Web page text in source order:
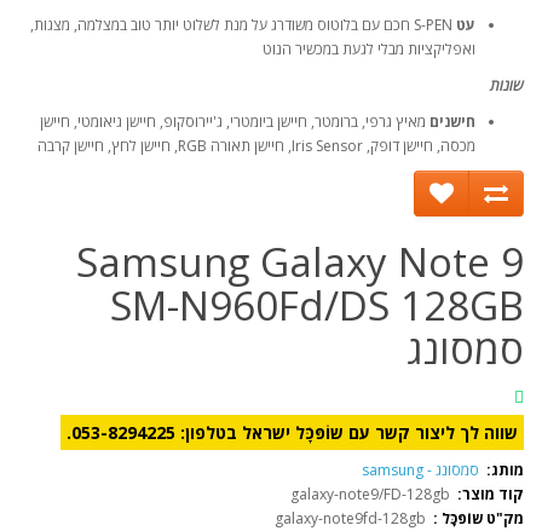
עט
S-PEN חכם עם בלוטוס משודרג על מנת לשלוט יותר טוב במצלמה, מצגות,
ואפליקציות מבלי לגעת במכשיר הנוט
שונות
חישנים מאיץ גרפי, ברומטר, חיישן ביומטרי, ג'יירוסקופ, חיישן גיאומטי, חיישן
מכסה, חיישן דופק, Iris Sensor, חיישן תאורה RGB, חיישן לחץ, חיישן קרבה
Samsung Galaxy Note 9
SM-N960Fd/DS 128GB
סמסונג
שווה לך ליצור קשר עם שוֹפּכָֹּל ישראל בטלפון: 053-8294225.
מותג: סמסונג - samsung
קוד מוצר:
מק"ט שוֹפּכָֹּל :